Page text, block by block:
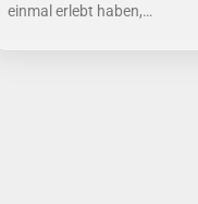
einmal erlebt haben,…